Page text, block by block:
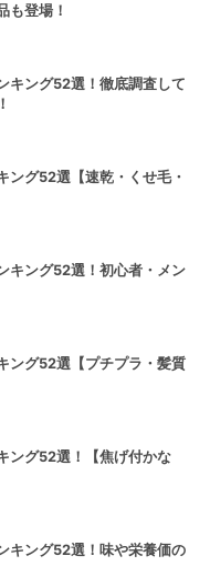
も登場！
キング52選！徹底調査して
ング52選【速乾・くせ毛・
キング52選！初心者・メン
ング52選【プチプラ・髪質
ング52選！【焦げ付かな
キング52選！味や栄養価の